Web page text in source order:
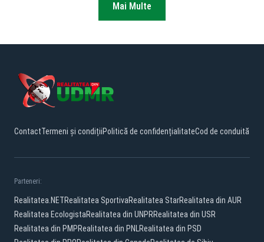
Mai Multe
ContactTermeni și condițiiPolitică de confidențialitateCod de conduită
Parteneri:
Realitatea.NETRealitatea SportivaRealitatea StarRealitatea din AUR
Realitatea EcologistaRealitatea din UNPRRealitatea din USR
Realitatea din PMPRealitatea din PNLRealitatea din PSD